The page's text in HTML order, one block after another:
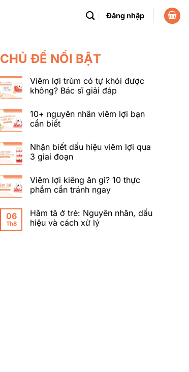
Đăng nhập
CHỦ ĐỀ NỔI BẬT
Viêm lợi trùm có tự khỏi được
không? Bác sĩ giải đáp
10+ nguyên nhân viêm lợi bạn
cần biết
Nhận biết dấu hiệu viêm lợi qua
3 giai đoạn
Viêm lợi kiêng ăn gì? 10 thực
phẩm cần tránh ngay
06
Th8
Hăm tã ở trẻ: Nguyên nhân, dấu
hiệu và cách xử lý